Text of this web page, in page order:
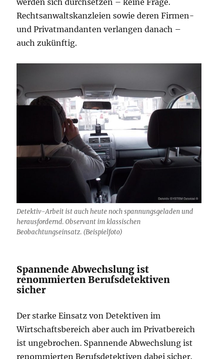
werden sich durchsetzen – keine Frage.
Rechtsanwaltskanzleien sowie deren Firmen-
und Privatmandanten verlangen danach –
auch zukünftig.
Detektiv-Arbeit ist auch heute noch spannungsgeladen und
herausfordernd. Observant im klassischen
Beobachtungseinsatz. (Beispielfoto)
Spannende Abwechslung ist
renommierten Berufsdetektiven
sicher
Der starke Einsatz von Detektiven im
Wirtschaftsbereich aber auch im Privatbereich
ist ungebrochen. Spannende Abwechslung ist
renommierten Berufsdetektiven dabei sicher.